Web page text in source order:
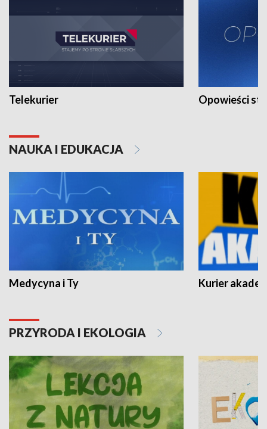
Telekurier Opowieści
NAUKA I EDUKACJA
Medycyna i Ty Kurier
PRZYRODA I EKOLOGIA